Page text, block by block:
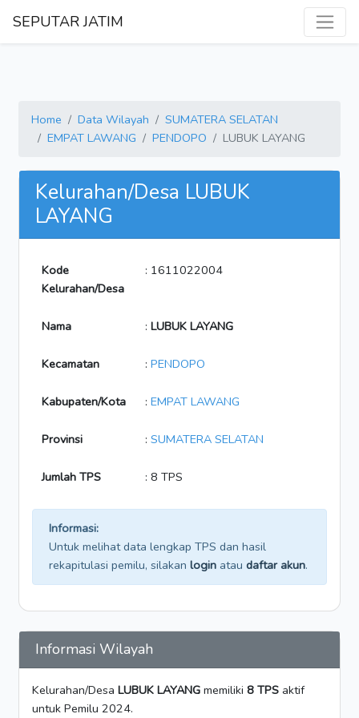
SEPUTAR JATIM
Home Data Wilayah
SUMATERA SELATAN
EMPAT LAWANG
PENDOPO LUBUK LAYANG
Kelurahan/Desa LUBUK
LAYANG
Kode
Kelurahan/Desa
: 1611022004
Nama : LUBUK LAYANG
Kecamatan : PENDOPO
Kabupaten/Kota : EMPAT LAWANG
Provinsi : SUMATERA SELATAN
Jumlah TPS : 8 TPS
Informasi:
Untuk melihat data lengkap TPS dan hasil
rekapitulasi pemilu, silakan login atau daftar akun.
Informasi Wilayah
Kelurahan/Desa LUBUK LAYANG memiliki 8 TPS aktif
untuk Pemilu 2024.